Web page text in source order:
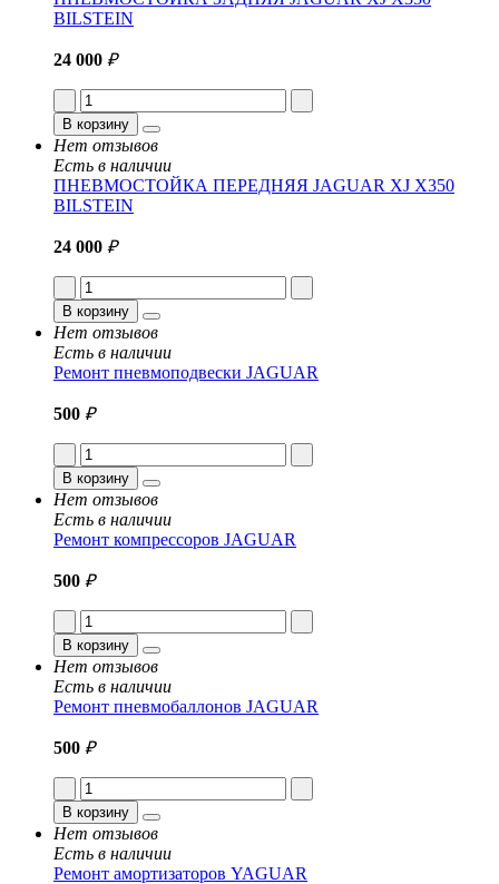
BILSTEIN
24 000 ₽
В корзину
Нет отзывов
Есть в наличии
ПНЕВМОСТОЙКА ПЕРЕДНЯЯ JAGUAR XJ X350
BILSTEIN
24 000 ₽
В корзину
Нет отзывов
Есть в наличии
Ремонт пневмоподвески JAGUAR
500 ₽
В корзину
Нет отзывов
Есть в наличии
Ремонт компрессоров JAGUAR
500 ₽
В корзину
Нет отзывов
Есть в наличии
Ремонт пневмобаллонов JAGUAR
500 ₽
В корзину
Нет отзывов
Есть в наличии
Ремонт амортизаторов YAGUAR